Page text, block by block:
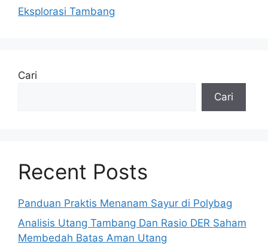
Eksplorasi Tambang
Cari
Cari
Recent Posts
Panduan Praktis Menanam Sayur di Polybag
Analisis Utang Tambang Dan Rasio DER Saham
Membedah Batas Aman Utang